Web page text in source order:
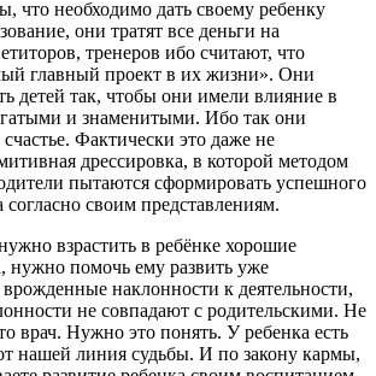
что необходимо дать своему ребенку
они тратят все деньги на
тренеров ибо считают, что
главный проект в их жизни». Они
детей так, чтобы они имели влияние в
и знаменитыми. Ибо так они
Фактически это даже не
дрессировка, в которой методом
пытаются сформировать успешного
согласно своим представлениям.
взрастить в ребёнке хорошие
нужно помочь ему развить уже
наклонности к деятельности,
не совпадают с родительскими. Не
врач. Нужно это понять. У ребенка есть
нашей линия судьбы. И по закону кармы,